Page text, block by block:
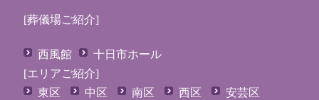
[葬儀場ご紹介]
西風館
十日市ホール
[エリアご紹介]
東区
中区 南区 西区
安芸区